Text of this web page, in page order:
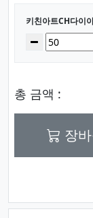
선택된 옵션
키친아트CH다이
수량감소
총 금액 :
장바